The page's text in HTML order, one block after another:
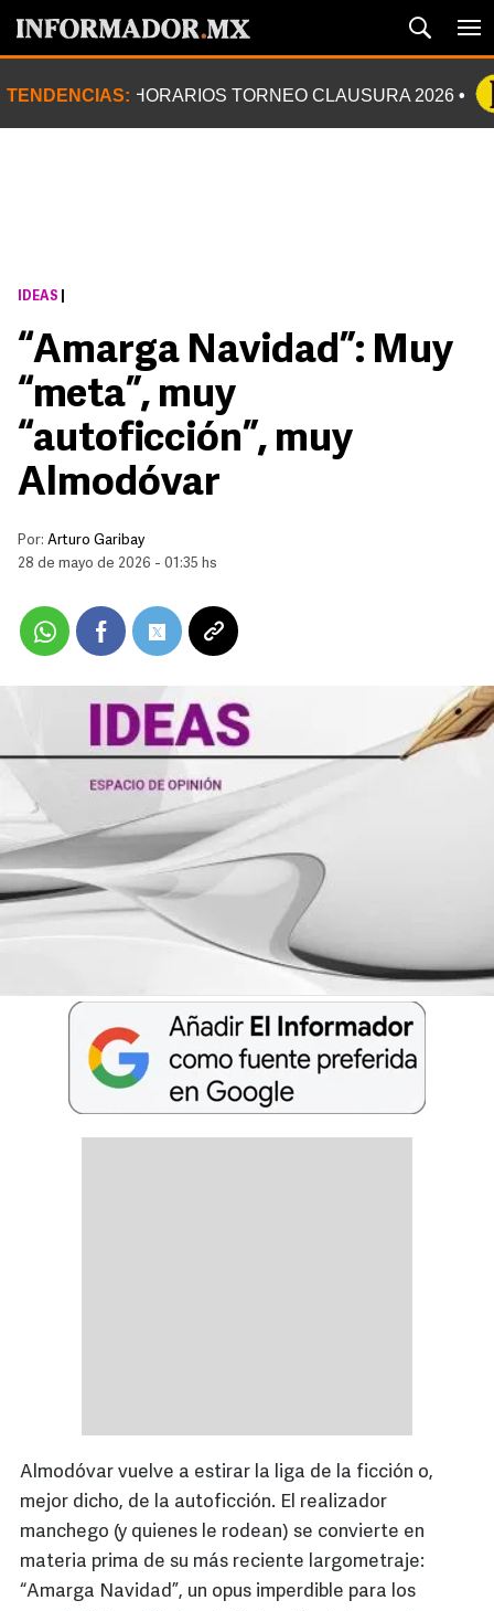
TENDENCIAS: HORARIOS TORNEO CLAUSURA 2026
IDEAS
“Amarga Navidad”: Muy
“meta”, muy
“autoficción”, muy
Almodóvar
Por: Arturo Garibay
28 de mayo de 2026 - 01:35 hs
Almodóvar vuelve a estirar la liga de la ficción o,
mejor dicho, de la autoficción. El realizador
manchego (y quienes le rodean) se convierte en
materia prima de su más reciente largometraje:
“Amarga Navidad”, un opus imperdible para los